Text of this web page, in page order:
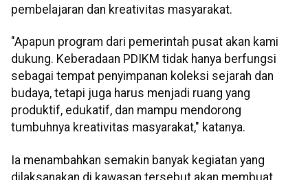
pembelajaran dan kreativitas masyarakat.
"Apapun program dari pemerintah pusat akan kami
dukung. Keberadaan PDIKM tidak hanya berfungsi
sebagai tempat penyimpanan koleksi sejarah dan
budaya, tetapi juga harus menjadi ruang yang
produktif, edukatif, dan mampu mendorong
tumbuhnya kreativitas masyarakat," katanya.
Ia menambahkan semakin banyak kegiatan yang
dilaksanakan di kawasan tersebut akan membuat